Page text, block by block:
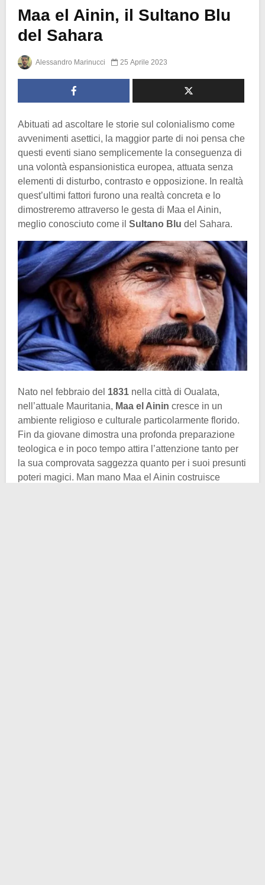
Maa el Ainin, il Sultano Blu
del Sahara
Alessandro Marinucci 25 Aprile 2023
Abituati ad ascoltare le storie sul colonialismo come
avvenimenti asettici, la maggior parte di noi pensa che
questi eventi siano semplicemente la conseguenza di
una volontà espansionistica europea, attuata senza
elementi di disturbo, contrasto e opposizione. In realtà
quest’ultimi fattori furono una realtà concreta e lo
dimostreremo attraverso le gesta di Maa el Ainin,
meglio conosciuto come il Sultano Blu del Sahara.
Nato nel febbraio del 1831 nella città di Oualata,
nell’attuale Mauritania, Maa el Ainin cresce in un
ambiente religioso e culturale particolarmente florido.
Fin da giovane dimostra una profonda preparazione
teologica e in poco tempo attira l’attenzione tanto per
la sua comprovata saggezza quanto per i suoi presunti
poteri magici. Man mano Maa el Ainin costruisce